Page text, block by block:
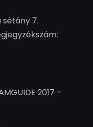
sétány 7.
2017 –